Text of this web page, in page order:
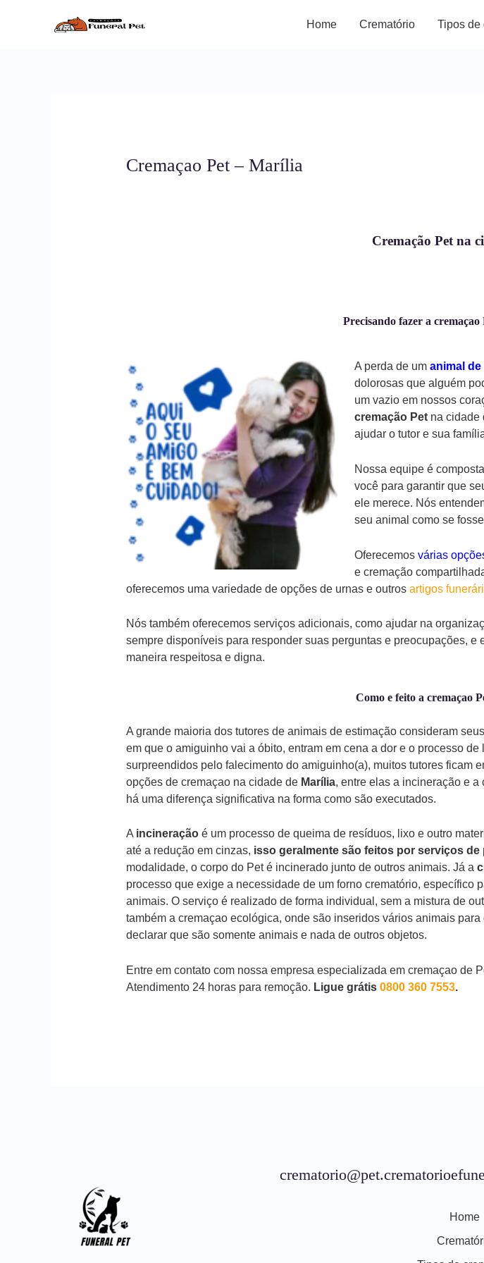
Home Crematório Tipos de
Cremaçao Pet – Marília
Cremação Pet na
Precisando fazer a
A perda de um animal
dolorosas que alguém
um vazio em nossos
cremação Petna cidade
ajudar o tutor e sua
Nossa equipe é
você para garantir que
ele merece. Nós
seu animal como se
Oferecemos várias
e cremação
oferecemos uma variedade de opções de urnas e outros artigos
Nós também oferecemos serviços adicionais, como ajudar na
sempre disponíveis para responder suas perguntas e preocupações,
maneira respeitosa e digna.
Como e feito a cremaçao
A grande maioria dos tutores de animais de estimação consideram
em que o amiguinho vai a óbito, entram em cena a dor e o processo
surpreendidos pelo falecimento do amiguinho(a), muitos tutores ficam
opções de cremaçao na cidade de Marília, entre elas a incineração e a
há uma diferença significativa na forma como são executados.
A incineraçãoé um processo de queima de resíduos, lixo e outro
até a redução em cinzas, isso geralmente são feitos por serviços de
modalidade, o corpo do Pet é incinerado junto de outros animais. Já a
processo que exige a necessidade de um forno crematório, específico
animais. O serviço é realizado de forma individual, sem a mistura de
também a cremaçao ecológica, onde são inseridos vários animais
declarar que são somente animais e nada de outros objetos.
Entre em contato com nossa empresa especializada em cremaçao de
Atendimento 24 horas para remoção. Ligue grátis 0800 360 7553.
Home